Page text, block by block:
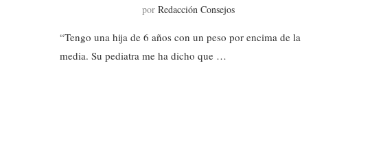
por Redacción Consejos
“Tengo una hija de 6 años con un peso por encima de la
media. Su pediatra me ha dicho que …